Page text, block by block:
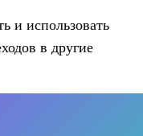
и использовать
в другие